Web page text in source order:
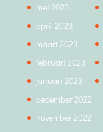
mei 2023
april 2023
maart 2023
februari 2023
januari 2023
december 2022
november 2022